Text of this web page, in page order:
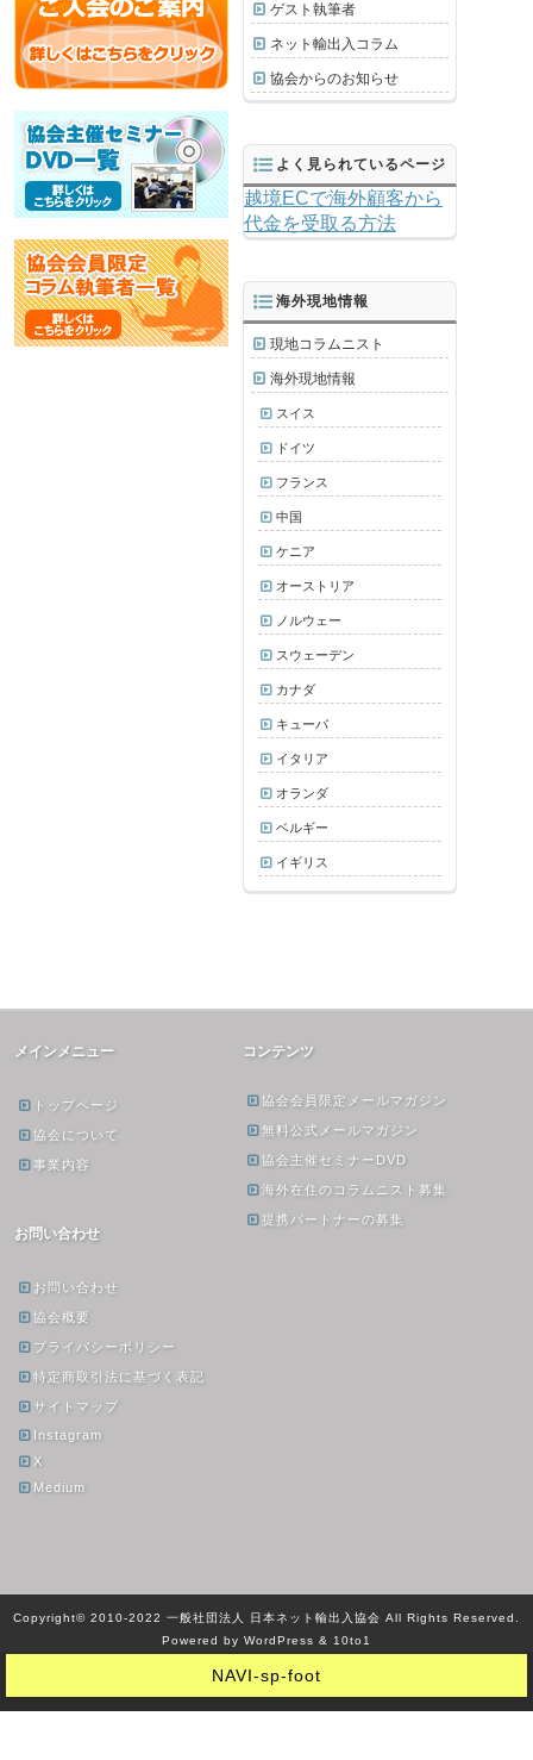
ゲスト執筆者
ネット輸出入コラム
協会からのお知らせ
よく見られているページ
越境ECで海外顧客から
代金を受取る方法
海外現地情報
現地コラムニスト
海外現地情報
スイス
ドイツ
フランス
中国
ケニア
オーストリア
ノルウェー
スウェーデン
カナダ
キューバ
イタリア
オランダ
ベルギー
イギリス
メインメニュー
トップページ
協会について
事業内容
コンテンツ
協会会員限定メールマガジン
無料公式メールマガジン
協会主催セミナーDVD
海外在住のコラムニスト募集
提携パートナーの募集
お問い合わせ
お問い合わせ
協会概要
プライバシーポリシー
特定商取引法に基づく表記
サイトマップ
Instagram
X
Medium
Copyright© 2010-2022 一般社団法人 日本ネット輸出入協会 All Rights Reserved.
Powered by WordPress & 10to1
NAVI-sp-foot